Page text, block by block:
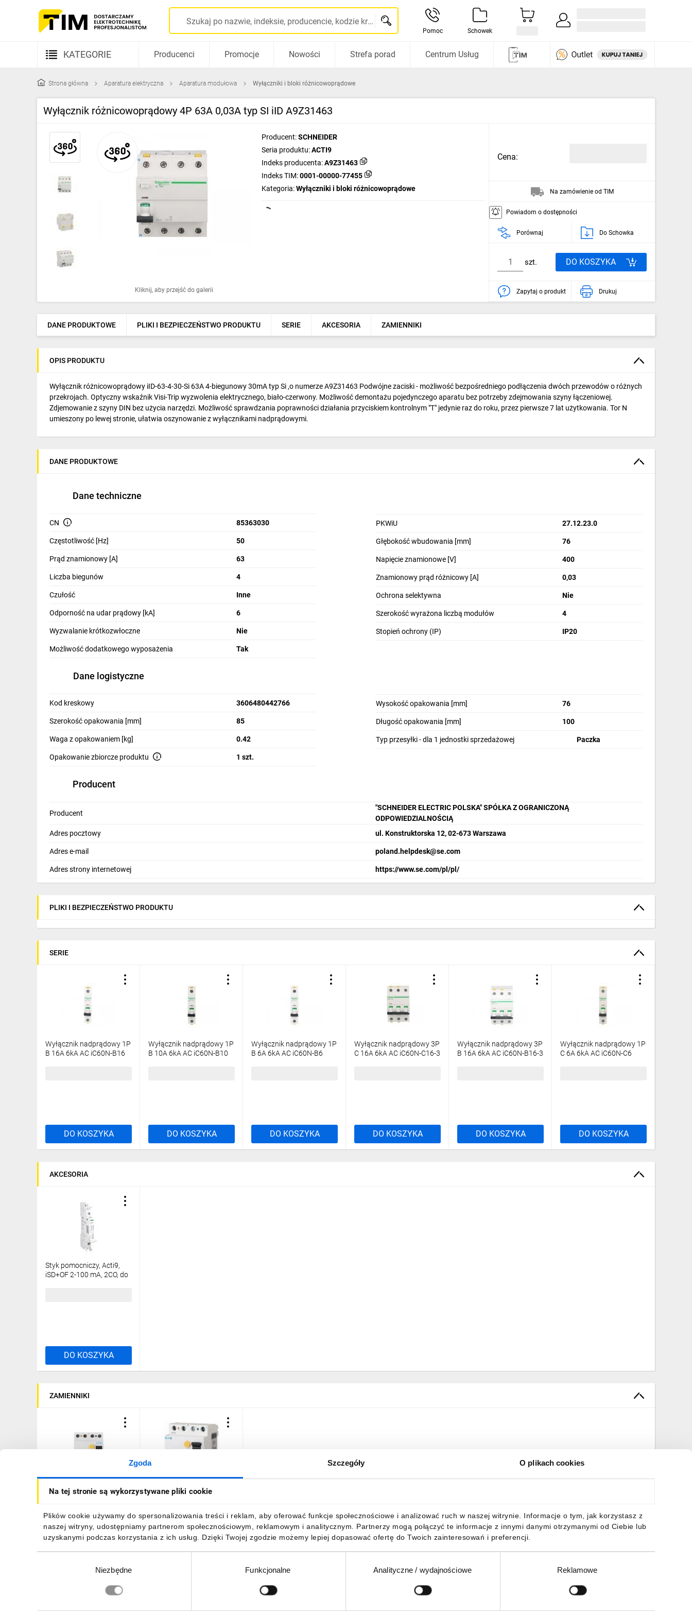
Zgoda Szczegóły O plikach cookies
Na tej stronie są wykorzystywane pliki cookie
Plików cookie używamy do spersonalizowania treści i reklam, aby oferować funkcje społecznościowe i analizować ruch w naszej witrynie. Informacje o tym, jak korzystasz z
naszej witryny, udostępniamy partnerom społecznościowym, reklamowym i analitycznym. Partnerzy mogą połączyć te informacje z innymi danymi otrzymanymi od Ciebie lub
uzyskanymi podczas korzystania z ich usług. Dzięki Twojej zgodzie możemy lepiej dopasować ofertę do Twoich zainteresowań i preferencji.
Niezbędne Funkcjonalne Analityczne / wydajnościowe Reklamowe
Szukaj po nazwie, indeksie, producencie, kodzie kreskowym...
Pomoc Schowek
KATEGORIE
Kable i przewody
Rozdzielnice i obudowy
Elementy prowadzenia kabli
Gniazda i łączniki
Oprawy oświetleniowe
Pompy ciepła
Ogrzewanie
Elektronarzędzia i mierniki
Napędy elektryczne
Pneumatyka
Elektromobilność
Telewizja naziemna i satelitarna
Wentylacja i rekuperacja
Producenci Promocje Nowości Strefa porad Centrum Usług
Strona główna Aparatura elektryczna Aparatura modułowa Wyłączniki i bloki różnicowoprądowe
Wyłącznik różnicowoprądowy 4P 63A 0,03A typ SI iID A9Z31463
Kliknij, aby przejść do galerii
Producent:SCHNEIDER
Seria produktu:ACTI9
Indeks producenta:A9Z31463
Indeks TIM:0001-00000-77455
Kategoria:Wyłączniki i bloki różnicowoprądowe
Cena:
Na zamówienie od TIM
Powiadom o dostępności
Porównaj Do Schowka
szt. DO KOSZYKA
Zapytaj o produkt Drukuj
DANE PRODUKTOWE PLIKI I BEZPIECZEŃSTWO PRODUKTU SERIE AKCESORIA ZAMIENNIKI
OPIS PRODUKTU
Wyłącznik różnicowoprądowy iID-63-4-30-Si 63A 4-biegunowy 30mA typ Si ,o numerze A9Z31463 Podwójne zaciski - możliwość bezpośredniego podłączenia dwóch przewodów o różnych
przekrojach. Optyczny wskaźnik Visi-Trip wyzwolenia elektrycznego, biało-czerwony. Możliwość demontażu pojedynczego aparatu bez potrzeby zdejmowania szyny łączeniowej.
Zdjemowanie z szyny DIN bez użycia narzędzi. Możliwość sprawdzania poprawności działania przyciskiem kontrolnym "T" jedynie raz do roku, przez pierwsze 7 lat użytkowania. Tor N
umieszony po lewej stronie, ułatwia oszynowanie z wyłącznikami nadprądowymi.
DANE PRODUKTOWE
Dane techniczne
CN 85363030
Częstotliwość [Hz] 50
Prąd znamionowy [A] 63
Liczba biegunów 4
Czułość Inne
Odporność na udar prądowy [kA] 6
Wyzwalanie krótkozwłoczne Nie
Możliwość dodatkowego wyposażenia Tak
PKWiU 27.12.23.0
Głębokość wbudowania [mm] 76
Napięcie znamionowe [V] 400
Znamionowy prąd różnicowy [A] 0,03
Ochrona selektywna Nie
Szerokość wyrażona liczbą modułów 4
Stopień ochrony (IP) IP20
Dane logistyczne
Kod kreskowy 3606480442766
Szerokość opakowania [mm] 85
Waga z opakowaniem [kg] 0.42
Opakowanie zbiorcze produktu 1 szt.
Wysokość opakowania [mm] 76
Długość opakowania [mm] 100
Typ przesyłki - dla 1 jednostki sprzedażowej Paczka
Producent
Producent
"SCHNEIDER ELECTRIC POLSKA" SPÓŁKA Z OGRANICZONĄ
ODPOWIEDZIALNOŚCIĄ
Adres pocztowy
ul. Konstruktorska 12, 02-673 Warszawa
Adres e-mail poland.helpdesk@se.com
Adres strony internetowej https://www.se.com/pl/pl/
PLIKI I BEZPIECZEŃSTWO PRODUKTU
SERIE
Wyłącznik nadprądowy 1P
B 16A 6kA AC iC60N-B16
DO KOSZYKA
Wyłącznik nadprądowy 1P
B 10A 6kA AC iC60N-B10
DO KOSZYKA
Wyłącznik nadprądowy 1P
B 6A 6kA AC iC60N-B6
DO KOSZYKA
Wyłącznik nadprądowy 3P
C 16A 6kA AC iC60N-C16-3
DO KOSZYKA
Wyłącznik nadprądowy 3P
B 16A 6kA AC iC60N-B16-3
DO KOSZYKA
Wyłącznik nadprądowy 1P
C 6A 6kA AC iC60N-C6
DO KOSZYKA
AKCESORIA
Styk pomocniczy, Acti9,
iSD+OF 2-100 mA, 2CO, do
DO KOSZYKA
ZAMIENNIKI
Wyłącznik
różnicowoprądowy 4P 63A
FRCMM FRCMM-
63/4/003-G/A 170296
1669,68 złbrutto
Wyłącznik
różnicowoprądowy 4P 63A
63/4/003-G/F 187358
1902,07 zł brutto